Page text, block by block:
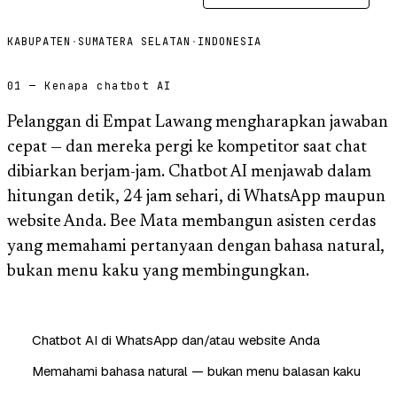
KABUPATEN · SUMATERA SELATAN · INDONESIA
01 — Kenapa chatbot AI
Pelanggan di Empat Lawang mengharapkan jawaban
cepat — dan mereka pergi ke kompetitor saat chat
dibiarkan berjam-jam. Chatbot AI menjawab dalam
hitungan detik, 24 jam sehari, di WhatsApp maupun
website Anda. Bee Mata membangun asisten cerdas
yang memahami pertanyaan dengan bahasa natural,
bukan menu kaku yang membingungkan.
Chatbot AI di WhatsApp dan/atau website Anda
Memahami bahasa natural — bukan menu balasan kaku